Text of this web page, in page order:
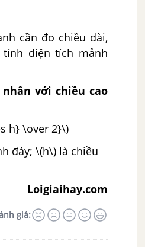
cần đo chiều dài,
diện tích mảnh
với chiều cao
h} \over 2}\)
đáy; \(h\) là chiều
Loigiaihay.com
giá: